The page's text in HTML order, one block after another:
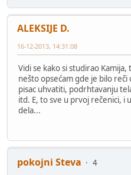
ALEKSIJE D.
16-12-2013, 14:31:08
Vidi se kako si studirao
nešto opsećam gde je bilo
pisac uhvatiti, podrhtavanju
itd. E, to sve u prvoj rečenici, i
dela...
pokojni Steva 4